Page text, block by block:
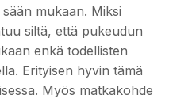
mukaan. Miksi
siltä, että pukeudun
enkä todellisten
Erityisen hyvin tämä
Myös matkakohde